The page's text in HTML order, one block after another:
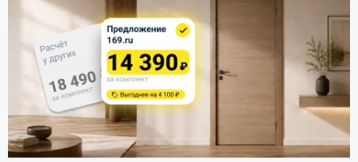
Поделиться
Оцените магазин
ИКС 1340
© 2010—2026 Склад Дверей 169.RU